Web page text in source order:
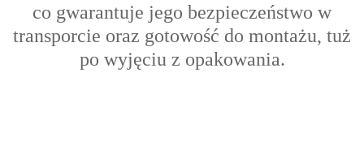
co gwarantuje jego bezpieczeństwo w
transporcie oraz gotowość do montażu, tuż
po wyjęciu z opakowania.